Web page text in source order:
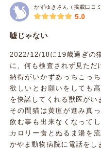
かずゆきさん（掲載口コ
5.0
嘘じゃない
2022/12/18に19歳過ぎの
に、何も検査されず見ただ
納得がいかずあっちこっ
欲しいとお願いをしても
を快諾してくれる獣医がい
その間猫は黄疸が進み真
飲む事も出来なくなって
カロリー食とぬるま湯を
かやま動物病院に電話をし